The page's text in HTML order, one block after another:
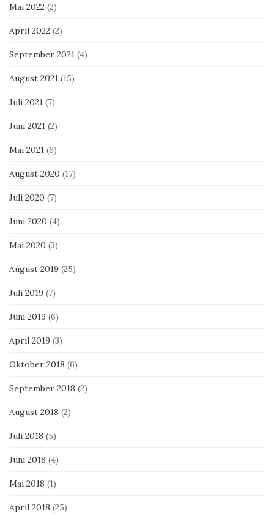
Mai 2022 (2)
April 2022 (2)
September 2021 (4)
August 2021 (15)
Juli 2021 (7)
Juni 2021 (2)
Mai 2021 (6)
August 2020 (17)
Juli 2020 (7)
Juni 2020 (4)
Mai 2020 (3)
August 2019 (25)
Juli 2019 (7)
Juni 2019 (6)
April 2019 (3)
Oktober 2018 (6)
September 2018 (2)
August 2018 (2)
Juli 2018 (5)
Juni 2018 (4)
Mai 2018 (1)
April 2018 (25)